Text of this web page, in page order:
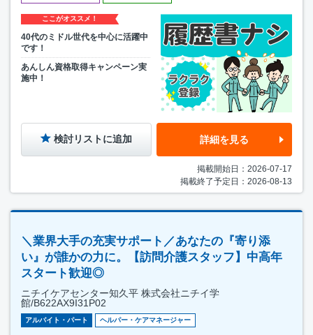
ここがオススメ！
40代のミドル世代を中心に活躍中
です！
あんしん資格取得キャンペーン実
施中！
検討リストに追加 詳細を見る
掲載開始日：2026-07-17
掲載終了予定日：2026-08-13
＼業界大手の充実サポート／あなたの『寄り添
い』が誰かの力に。【訪問介護スタッフ】中高年
スタート歓迎◎
ニチイケアセンター知久平 株式会社ニチイ学
館/B622AX9I31P02
アルバイト・パート ヘルパー・ケアマネージャー